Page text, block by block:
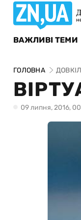
ВАЖЛИВІ ТЕМИ
ГОЛОВНА
09 липня, 2016,